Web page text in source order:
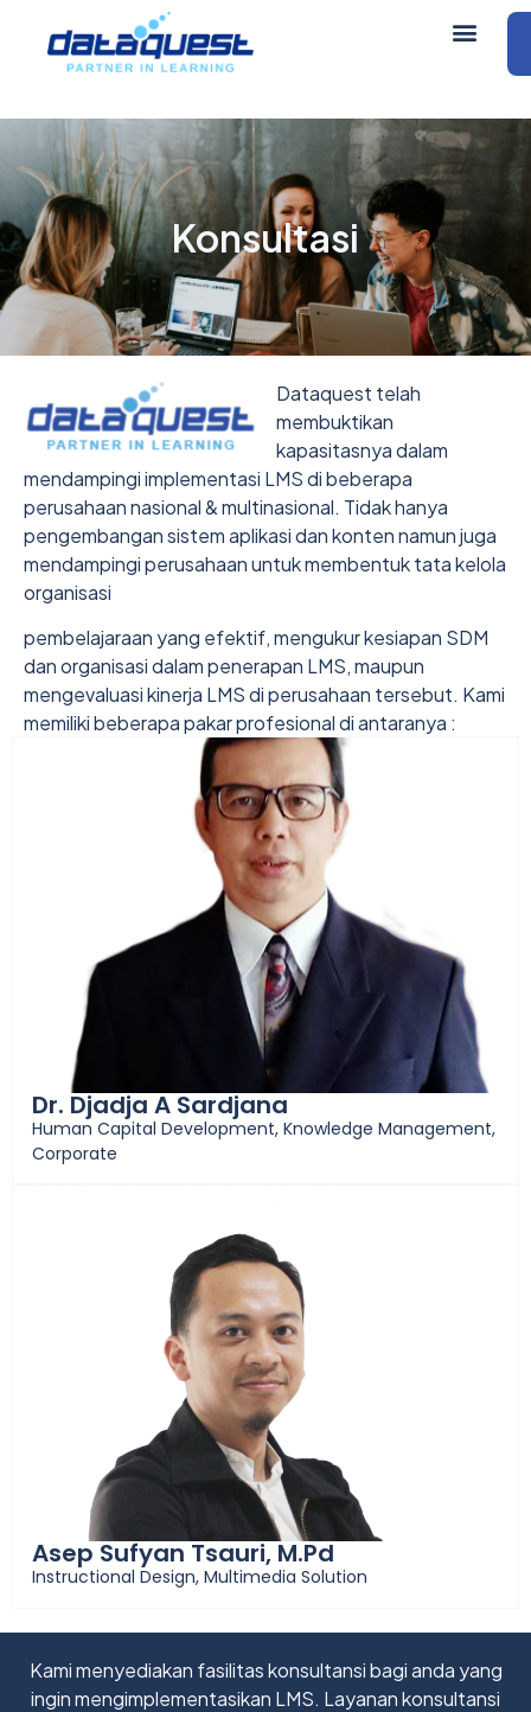
Konsultasi
Dataquest telah
membuktikan
kapasitasnya dalam
mendampingi implementasi LMS di beberapa
perusahaan nasional & multinasional. Tidak hanya
pengembangan sistem aplikasi dan konten namun juga
mendampingi perusahaan untuk membentuk tata kelola
organisasi
pembelajaraan yang efektif, mengukur kesiapan SDM
dan organisasi dalam penerapan LMS, maupun
mengevaluasi kinerja LMS di perusahaan tersebut. Kami
memiliki beberapa pakar profesional di antaranya :
Dr. Djadja A Sardjana
Human Capital Development, Knowledge Management,
Corporate
Asep Sufyan Tsauri, M.Pd
Instructional Design, Multimedia Solution
Kami menyediakan fasilitas konsultansi bagi anda yang
ingin mengimplementasikan LMS. Layanan konsultansi